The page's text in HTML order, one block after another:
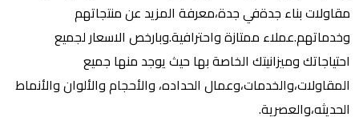
مقاولات بناء جدةفي جدة،معرفة المزيد عن منتجاتهم
وخدماتهم.عملاء ممتازة واحترافية.وبارخص الاسعار لجميع
احتياجاتك وميزانيتك الخاصة بها حيث يوجد منها جميع
المقاولات،والخدمات،وعمال الحداده، والأحجام والألوان والأنماط
الحديثه،والعصرية.